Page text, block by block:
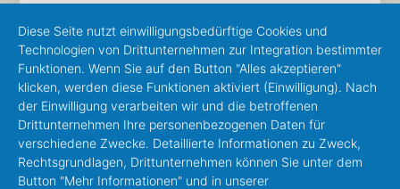
Diese Seite nutzt einwilligungsbedürftige Cookies und
Technologien von Drittunternehmen zur Integration bestimmter
Funktionen. Wenn Sie auf den Button "Alles akzeptieren"
klicken, werden diese Funktionen aktiviert (Einwilligung). Nach
der Einwilligung verarbeiten wir und die betroffenen
Drittunternehmen Ihre personenbezogenen Daten für
verschiedene Zwecke. Detaillierte Informationen zu Zweck,
Rechtsgrundlagen, Drittunternehmen können Sie unter dem
Button "Mehr Informationen" und in unserer